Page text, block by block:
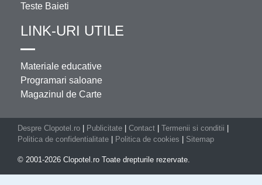
Teste Baieti
LINK-URI UTILE
Materiale educative
Programari saloane
Magazinul de Carte
Despre Clopotel.ro Publicitate Contact Termenii si conditii
Politica de confidentialitate
Politica de cookies Sitemap
© 2001-2026 Clopotel.ro Toate drepturile rezervate.